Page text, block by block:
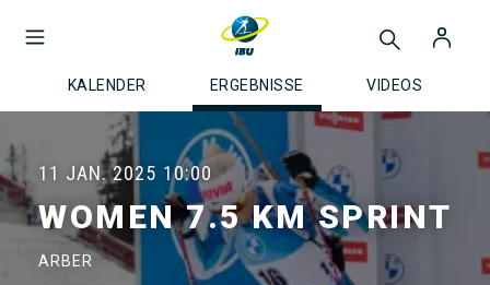
KALENDER ERGEBNISSE VIDEOS
11 JAN. 2025 10:00
WOMEN 7.5 KM SPRINT
ARBER